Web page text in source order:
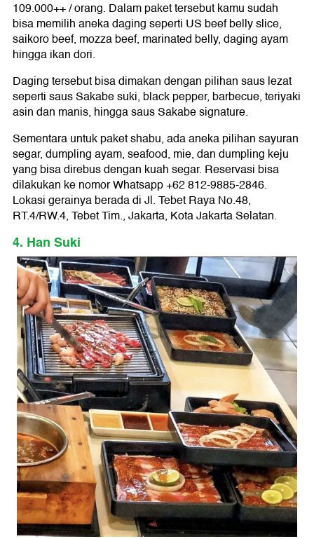
109.000++ / orang. Dalam paket tersebut kamu sudah
bisa memilih aneka daging seperti US beef belly slice,
saikoro beef, mozza beef, marinated belly, daging ayam
hingga ikan dori.
Daging tersebut bisa dimakan dengan pilihan saus lezat
seperti saus Sakabe suki, black pepper, barbecue, teriyaki
asin dan manis, hingga saus Sakabe signature.
Sementara untuk paket shabu, ada aneka pilihan sayuran
segar, dumpling ayam, seafood, mie, dan dumpling keju
yang bisa direbus dengan kuah segar. Reservasi bisa
dilakukan ke nomor Whatsapp +62 812-9885-2846.
Lokasi gerainya berada di Jl. Tebet Raya No.48,
RT.4/RW.4, Tebet Tim., Jakarta, Kota Jakarta Selatan.
4. Han Suki